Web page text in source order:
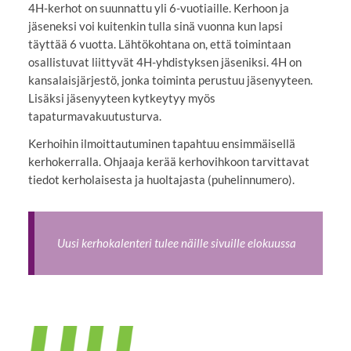
4H-kerhot on suunnattu yli 6-vuotiaille. Kerhoon ja
jäseneksi voi kuitenkin tulla sinä vuonna kun lapsi
täyttää 6 vuotta. Lähtökohtana on, että toimintaan
osallistuvat liittyvät 4H-yhdistyksen jäseniksi. 4H on
kansalaisjärjestö, jonka toiminta perustuu jäsenyyteen.
Lisäksi jäsenyyteen kytkeytyy myös
tapaturmavakuutusturva.
Kerhoihin ilmoittautuminen tapahtuu ensimmäisellä
kerhokerralla. Ohjaaja kerää kerhovihkoon tarvittavat
tiedot kerholaisesta ja huoltajasta (puhelinnumero).
Uusi kerhokalenteri tulee näille sivuille elokuussa